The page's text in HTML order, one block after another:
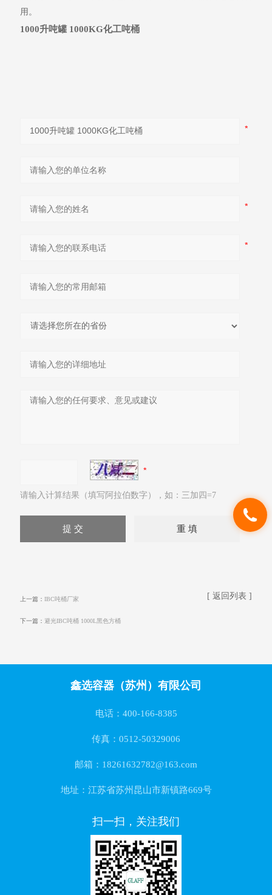
用。
1000升吨罐 1000KG化工吨桶
请输入计算结果（填写阿拉伯数字），如：三加四=7
上一篇： IBC吨桶厂家
下一篇： 避光IBC吨桶 1000L黑色方桶
[ 返回列表 ]
鑫选容器（苏州）有限公司
电话：400-166-8385
传真：0512-50329006
邮箱：18261632782@163.com
地址：江苏省苏州昆山市新镇路669号
扫一扫，关注我们